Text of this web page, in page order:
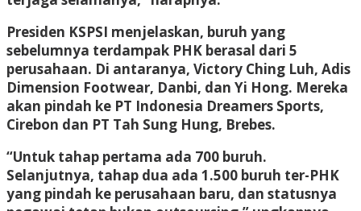
Presiden KSPSI menjelaskan, buruh yang
sebelumnya terdampak PHK berasal dari 5
perusahaan. Di antaranya, Victory Ching Luh, Adis
Dimension Footwear, Danbi, dan Yi Hong. Mereka
akan pindah ke PT Indonesia Dreamers Sports,
Cirebon dan PT Tah Sung Hung, Brebes.
“Untuk tahap pertama ada 700 buruh.
Selanjutnya, tahap dua ada 1.500 buruh ter-PHK
yang pindah ke perusahaan baru, dan statusnya